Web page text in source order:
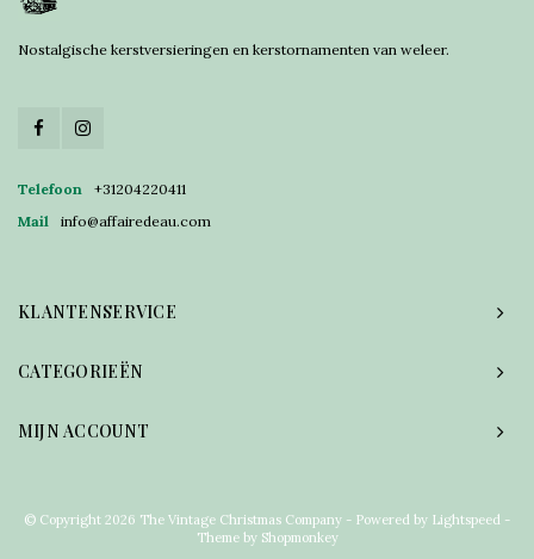
Nostalgische kerstversieringen en kerstornamenten van weleer.
Telefoon
+31204220411
Mail
info@affairedeau.com
KLANTENSERVICE
CATEGORIEËN
MIJN ACCOUNT
© Copyright 2026 The Vintage Christmas Company - Powered by Lightspeed -
Theme by Shopmonkey